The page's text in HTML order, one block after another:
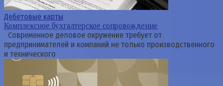
Дебетовые карты
Комплексное бухгалтерское сопровождение
Современное деловое окружение требует от
предпринимателей и компаний не только производственного
и технического